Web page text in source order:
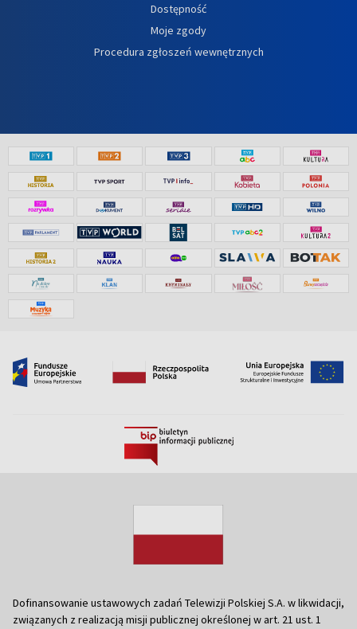
Dostępność
Moje zgody
Procedura zgłoszeń wewnętrznych
Dofinansowanie ustawowych zadań Telewizji Polskiej S.A. w likwidacji,
związanych z realizacją misji publicznej określonej w art. 21 ust. 1